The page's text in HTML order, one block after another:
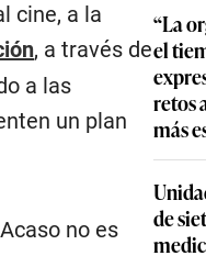
cine, a la
, a través de
a las
un plan
no es
“La
el
retos
más
de